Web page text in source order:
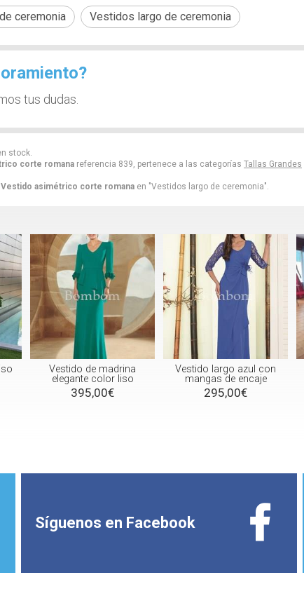
stock.
corte romana referencia 839, pertenece a las categorías Tallas Grandes
Vestido asimétrico corte romana en "Vestidos largo de ceremonia".
ceremonia Vestidos largo de ceremonia
tus dudas.
Vestido de madrina
elegante color liso
395,00€
Vestido largo azul con
mangas de encaje
295,00€
Síguenos en Facebook